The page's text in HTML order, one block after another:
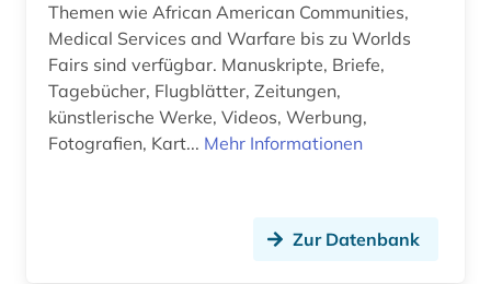
geschichte 1914-1974 (1)
geschichte 1931-2000 (1)
geschichte 1941-1 (1)
geschichte 3350 v.chr.-400 v.chr. (1)
geschlechterforschung (2)
Themen wie African American Communities,
Medical Services and Warfare bis zu Worlds
Fairs sind verfügbar. Manuskripte, Briefe,
Tagebücher, Flugblätter, Zeitungen,
künstlerische Werke, Videos, Werbung,
Fotografien, Kart... Mehr Informationen
Zur Datenbank